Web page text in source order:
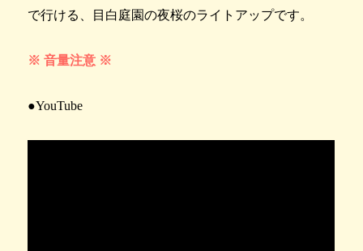
で行ける、目白庭園の夜桜のライトアップです。
※ 音量注意 ※
●YouTube